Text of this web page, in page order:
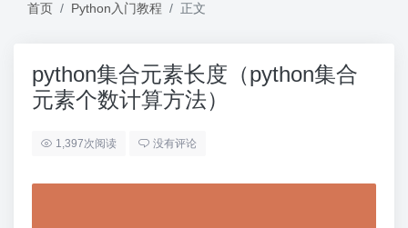
首页 Python入门教程 正文
python集合元素长度（python集合
元素个数计算方法）
1,397次阅读 没有评论